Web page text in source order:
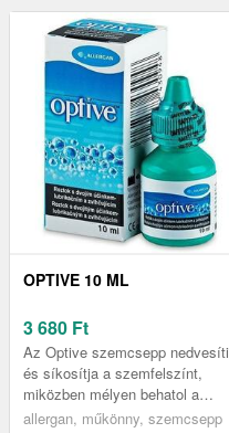
OPTIVE 10 ML
3 680 Ft
Az Optive szemcsepp nedvesíti
és síkosítja a szemfelszínt,
miközben mélyen behatol a
felszín alá is, és pótolja az
allergan, műkönny, szemcsepp